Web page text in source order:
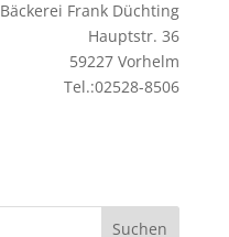
Bäckerei Frank Düchting
Hauptstr. 36
59227 Vorhelm
Tel.:02528-8506